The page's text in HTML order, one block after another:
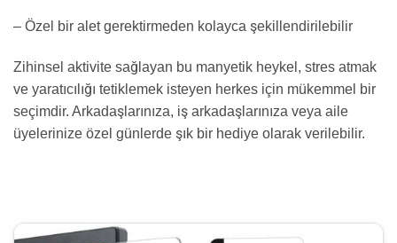
– Özel bir alet gerektirmeden kolayca şekillendirilebilir
Zihinsel aktivite sağlayan bu manyetik heykel, stres atmak
ve yaratıcılığı tetiklemek isteyen herkes için mükemmel bir
seçimdir. Arkadaşlarınıza, iş arkadaşlarınıza veya aile
üyelerinize özel günlerde şık bir hediye olarak verilebilir.